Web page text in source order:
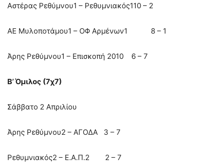
Αστέρας Ρεθύμνου1 – Ρεθυμνιακός110 – 2
ΑΕ Μυλοποτάμου1 – ΟΦ Αρμένων1 8 – 1
Άρης Ρεθύμνου1 – Επισκοπή 2010 6 – 7
Β’ Όμιλος (7χ7)
Σάββατο 2 Απριλίου
Άρης Ρεθύμνου2 – ΑΓΟΔΑ 3 – 7
Ρεθυμνιακός2 – Ε.Α.Π.2 2 – 7